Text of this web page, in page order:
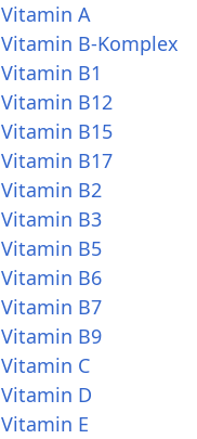
Vitamin A
Vitamin B-Komplex
Vitamin B1
Vitamin B12
Vitamin B15
Vitamin B17
Vitamin B2
Vitamin B3
Vitamin B5
Vitamin B6
Vitamin B7
Vitamin B9
Vitamin C
Vitamin D
Vitamin E